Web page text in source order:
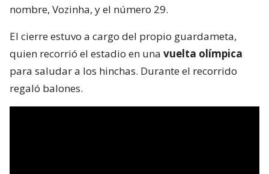
nombre, Vozinha, y el número 29.
El cierre estuvo a cargo del propio guardameta,
quien recorrió el estadio en una vuelta olímpica
para saludar a los hinchas. Durante el recorrido
regaló balones.